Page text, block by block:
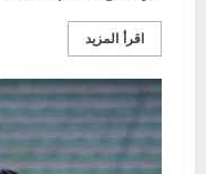
اقرأ المزيد